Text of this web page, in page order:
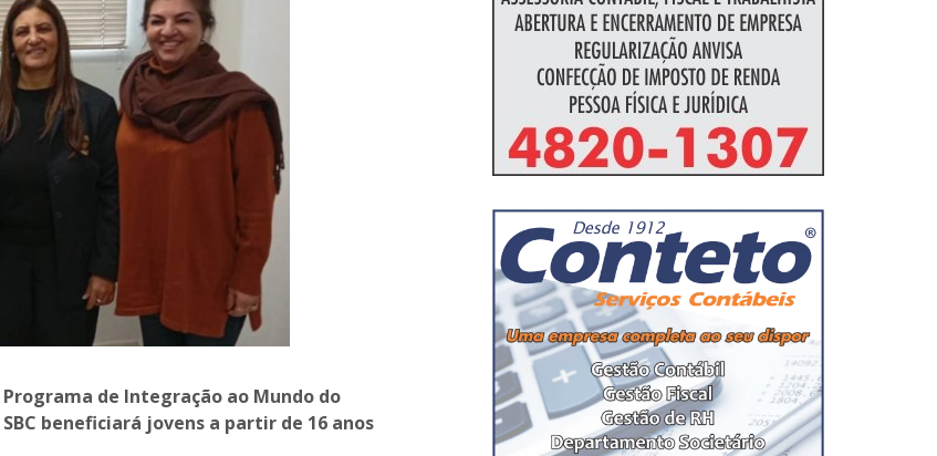
de Integração ao Mundo do
beneficiará jovens a partir de 16 anos